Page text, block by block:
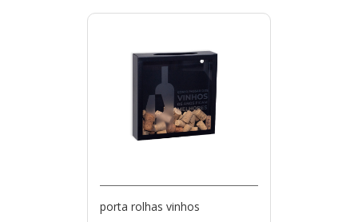
porta rolhas vinhos